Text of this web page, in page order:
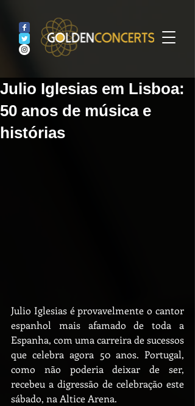
Julio Iglesias em Lisboa:
50 anos de música e
histórias
Julio Iglesias é provavelmente o cantor
espanhol mais afamado de toda a
Espanha, com uma carreira de sucessos
que celebra agora 50 anos. Portugal,
como não poderia deixar de ser,
recebeu a digressão de celebração este
sábado, na Altice Arena.